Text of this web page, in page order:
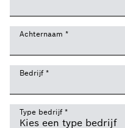
Achternaam *
Bedrijf *
Type bedrijf *